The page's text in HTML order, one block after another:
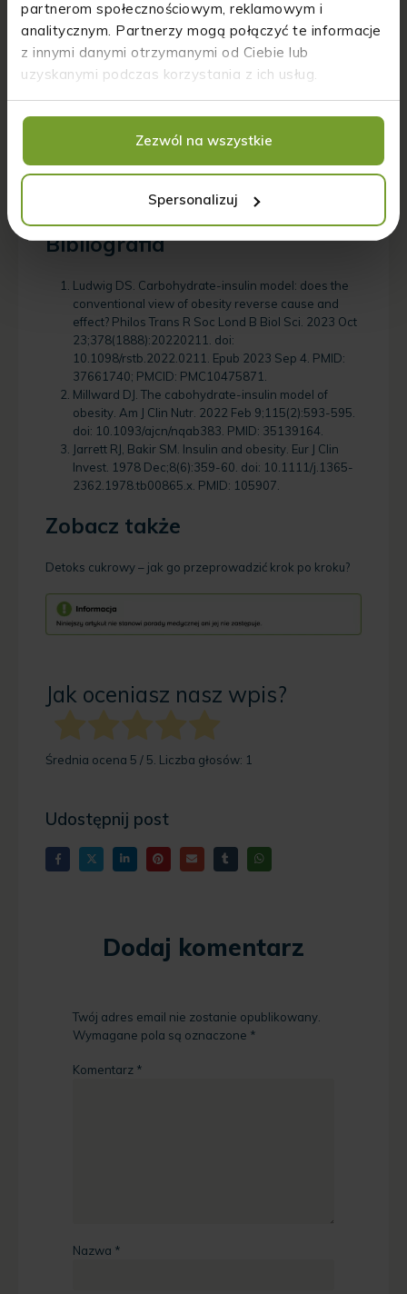
partnerom społecznościowym, reklamowym i
analitycznym. Partnerzy mogą połączyć te informacje
z innymi danymi otrzymanymi od Ciebie lub
uzyskanymi podczas korzystania z ich usług.
Zezwól na wszystkie
Spersonalizuj
Czy dieta niskowęglowodanowa jest
najlepszym sposobem na obniżenie
poziomu insuliny?
zrównoważony plan żywieniowy, który będzie
odpowiadał indywidualnym potrzebom zdrowotnym i
ustaleniu najlepszego podejścia.
Bibliografia
Ludwig DS. Carbohydrate-insulin model: does the
conventional view of obesity reverse cause and
effect? Philos Trans R Soc Lond B Biol Sci. 2023 Oct
23;378(1888):20220211. doi:
10.1098/rstb.2022.0211. Epub 2023 Sep 4. PMID:
37661740; PMCID: PMC10475871.
Millward DJ. The cabohydrate-insulin model of
obesity. Am J Clin Nutr. 2022 Feb 9;115(2):593-595.
doi: 10.1093/ajcn/nqab383. PMID: 35139164.
Jarrett RJ, Bakir SM. Insulin and obesity. Eur J Clin
Invest. 1978 Dec;8(6):359-60. doi: 10.1111/j.1365-
2362.1978.tb00865.x. PMID: 105907.
Zobacz także
Detoks cukrowy – jak go przeprowadzić krok po kroku?
Jak oceniasz nasz wpis?
Średnia ocena 5 / 5. Liczba głosów: 1
Udostępnij post
Dodaj komentarz
Twój adres email nie zostanie opublikowany.
Wymagane pola są oznaczone *
Komentarz *
Nazwa *